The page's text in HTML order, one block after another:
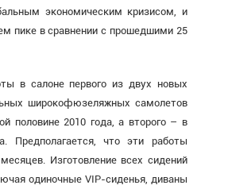
экономическим кризисом, и
пике в сравнении с прошедшими 25
в салоне первого из двух новых
широкофюзеляжных самолетов
половине 2010 года, а второго – в
Предполагается, что эти работы
Изготовление всех сидений
одиночные VIP-сиденья, диваны